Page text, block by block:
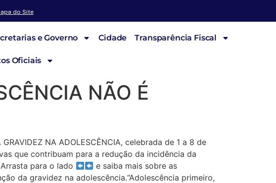
do Site
e Governo Cidade Transparência Fiscal
Oficiais
NÃO É
NA ADOLESCÊNCIA, celebrada de 1 a 8 de
que contribuam para a redução da incidência da
para o lado
e saiba mais sobre as
da gravidez na adolescência.“Adolescência primeiro,